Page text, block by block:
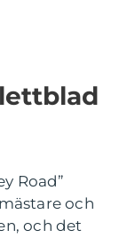
Road”
och
och det